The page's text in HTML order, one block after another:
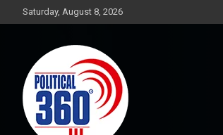
to
Saturday, August 8, 2026